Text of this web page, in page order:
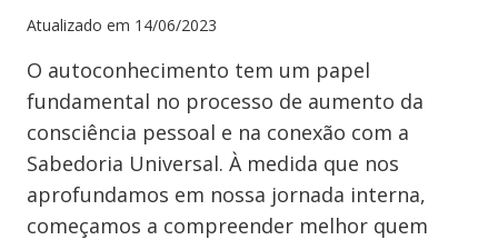
Atualizado em 14/06/2023
O autoconhecimento tem um papel
fundamental no processo de aumento da
consciência pessoal e na conexão com a
Sabedoria Universal. À medida que nos
aprofundamos em nossa jornada interna,
começamos a compreender melhor quem